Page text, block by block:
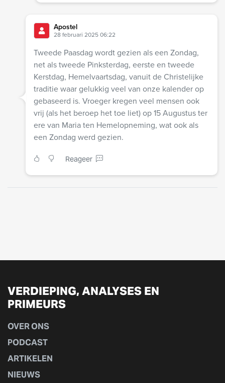
Apostel
28 februari 2025 06:22
Tweede Paasdag wordt gezien als een Zondag,
net als tweede Pinksterdag, eerste en tweede
Kerstdag, Hemelvaartsdag, vanuit de Christelijke
traditie waar gelukkig veel van onze kalender op
gebaseerd is. Vroeger kregen veel mensen ook
vrij (als het beroep het toe liet) op 15 Augustus ter
ere van Maria ten Hemelopneming, wat ook als
een Zondag werd gezien.
Reageer
VERDIEPING, ANALYSES EN
PRIMEURS
OVER ONS
PODCAST
ARTIKELEN
NIEUWS